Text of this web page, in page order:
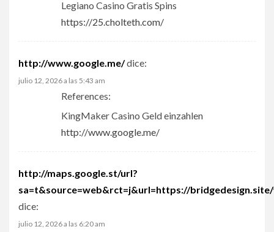
Legiano Casino Gratis Spins
https://25.cholteth.com/
http://www.google.me/dice:
julio 12, 2026 a las 5:43 am
References:
KingMaker Casino Geld einzahlen
http://www.google.me/
http://maps.google.st/url?
sa=t&source=web&rct=j&url=https://bridgedesign.site/
dice:
julio 12, 2026 a las 6:20 am